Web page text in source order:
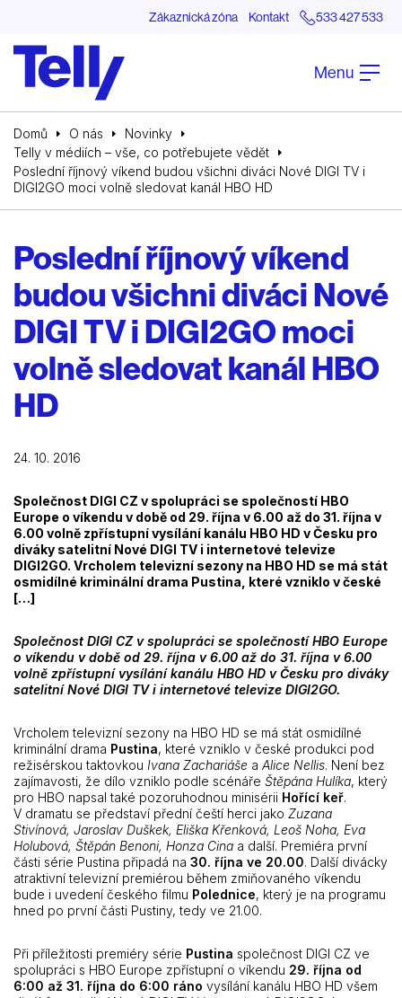
Zákaznická zóna Kontakt 533 427 533
Menu
Domů O nás
Novinky
Telly v médiích – vše, co potřebujete vědět
Poslední říjnový víkend budou všichni diváci Nové DIGI TV i
DIGI2GO moci volně sledovat kanál HBO HD
Poslední říjnový víkend
budou všichni diváci Nové
DIGI TV i DIGI2GO moci
volně sledovat kanál HBO
HD
24. 10. 2016
Společnost DIGI CZ v spolupráci se společností HBO
Europe o víkendu v době od 29. října v 6.00 až do 31. října v
6.00 volně zpřístupní vysílání kanálu HBO HD v Česku pro
diváky satelitní Nové DIGI TV i internetové televize
DIGI2GO. Vrcholem televizní sezony na HBO HD se má stát
osmidílné kriminální drama Pustina, které vzniklo v české
[…]
Společnost DIGI CZ v spolupráci se společností HBO Europe
o víkendu v době od 29. října v 6.00 až do 31. října v 6.00
volně zpřístupní vysílání kanálu HBO HD v Česku pro diváky
satelitní Nové DIGI TV i internetové televize DIGI2GO.
Vrcholem televizní sezony na HBO HD se má stát osmidílné
kriminální drama Pustina, které vzniklo v české produkci pod
režisérskou taktovkou Ivana Zachariáše a Alice Nellis. Není bez
zajímavosti, že dílo vzniklo podle scénáře Štěpána Hulíka, který
pro HBO napsal také pozoruhodnou minisérii Hořící keř.
V dramatu se představí přední čeští herci jako Zuzana
Stivínová, Jaroslav Duškek, Eliška Křenková, Leoš Noha, Eva
Holubová, Štěpán Benoni, Honza Cina a další. Premiéra první
části série Pustina připadá na 30. října ve 20.00. Další divácky
atraktivní televizní premiérou během zmiňovaného víkendu
bude i uvedení českého filmu Polednice, který je na programu
hned po první části Pustiny, tedy ve 21.00.
Při příležitosti premiéry série Pustina společnost DIGI CZ ve
spolupráci s HBO Europe zpřístupní o víkendu 29. října od
6:00 až 31. října do 6:00 ráno vysílání kanálu HBO HD všem